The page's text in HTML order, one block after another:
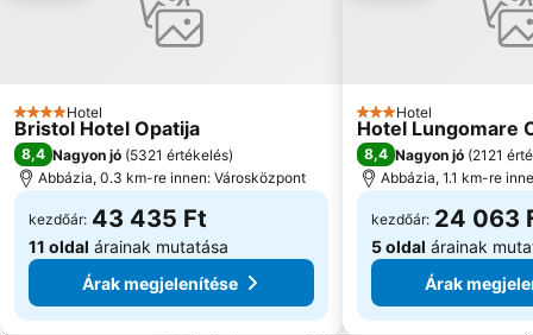
Franza Josefa I o Lungomare
4 Kategória
Hotel
Bristol Hotel Opatija
8,4 Nagyon jó (5321 értékelés)
Abbázia, 0.3 km-re innen: Városközpont
kezdőár: 43 435 Ft
11 oldal árainak mutatása
Árak megjelenítése
3 Kategória
Hotel
Hotel Lungomare
8,4 Nagyon jó (2121
Abbázia, 1.1 km-re
kezdőár: 24 063
5 oldal árainak
Árak